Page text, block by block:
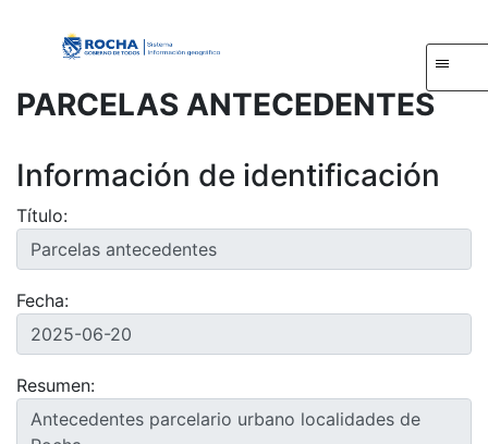
PARCELAS ANTECEDENTES
Información de identificación
Título:
Fecha:
Resumen: